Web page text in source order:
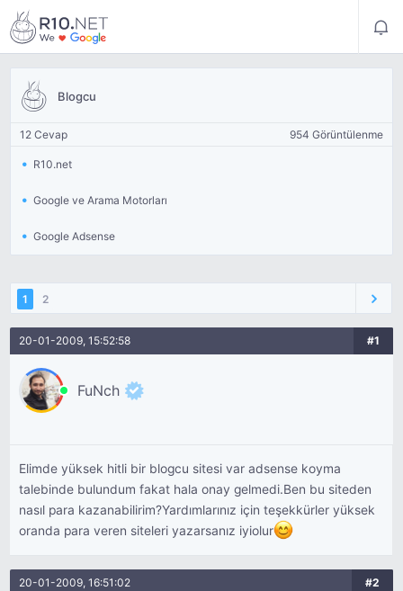
Blogcu
12 Cevap 954 Görüntülenme
R10.net
Google ve Arama Motorları
Google Adsense
1 2
20-01-2009, 15:52:58 #1
FuNch
Elimde yüksek hitli bir blogcu sitesi var adsense koyma
talebinde bulundum fakat hala onay gelmedi.Ben bu siteden
nasıl para kazanabilirim?Yardımlarınız için teşekkürler yüksek
oranda para veren siteleri yazarsanız iyiolur
20-01-2009, 16:51:02 #2